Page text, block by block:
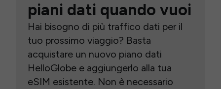
piani dati quando vuoi
Hai bisogno di più traffico dati per il
tuo prossimo viaggio? Basta
acquistare un nuovo piano dati
HelloGlobe e aggiungerlo alla tua
eSIM esistente. Non è necessario